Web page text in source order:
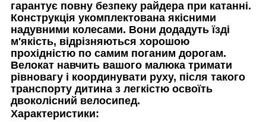
гарантує повну безпеку райдера при катанні.
Конструкція укомплектована якісними
надувними колесами. Вони додадуть їзді
м'якість, відрізняються хорошою
прохідністю по самим поганим дорогам.
Велокат навчить вашого малюка тримати
рівновагу і координувати руху, після такого
транспорту дитина з легкістю освоїть
двоколісний велосипед.
Характеристики: